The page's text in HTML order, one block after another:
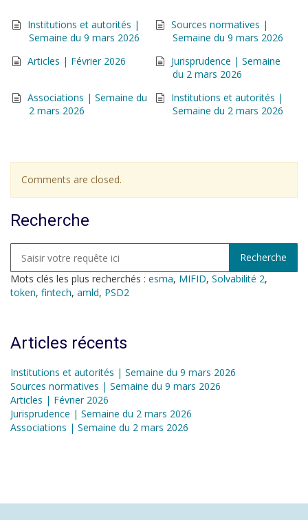
Institutions et autorités |
Semaine du 9 mars 2026
Sources normatives |
Semaine du 9 mars 2026
Articles | Février 2026
Jurisprudence | Semaine
du 2 mars 2026
Associations | Semaine du
2 mars 2026
Institutions et autorités |
Semaine du 2 mars 2026
Comments are closed.
Recherche
Mots clés les plus recherchés : esma, MIFID, Solvabilité 2,
token, fintech, amld, PSD2
Articles récents
Institutions et autorités | Semaine du 9 mars 2026
Sources normatives | Semaine du 9 mars 2026
Articles | Février 2026
Jurisprudence | Semaine du 2 mars 2026
Associations | Semaine du 2 mars 2026